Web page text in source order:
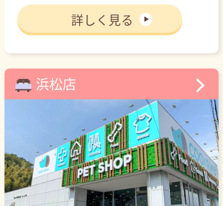
詳しく見る
浜松店